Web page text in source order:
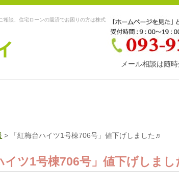
相談、住宅ローンの返済でお困りの方は株式
メール相談は随
> 「紅梅台ハイツ1号棟706号」値下げしました♬
イツ1号棟706号」値下げしま